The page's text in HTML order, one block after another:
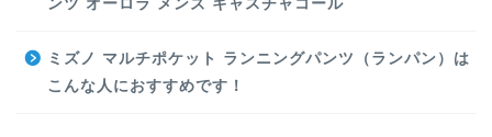
ンツ オーロラ メンズ キャスチャコール
ミズノ マルチポケット ランニングパンツ（ランパン）は
こんな人におすすめです！